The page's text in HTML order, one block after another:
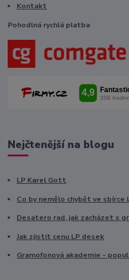
Kontakt
Pohodlná rychlá platba
Nejčtenější na blogu
LP Karel Gott
Co by nemělo chybět ve sbírce
Desatero rad, jak zacházet s
Jak zjistit cenu LP desek
Gramofonová akademie -